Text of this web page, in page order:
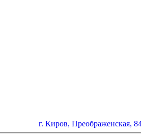
г. Киров, Преображенская,